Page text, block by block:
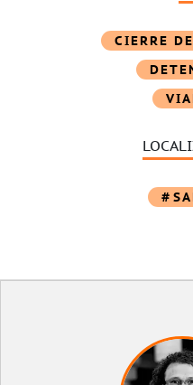
CIERRE